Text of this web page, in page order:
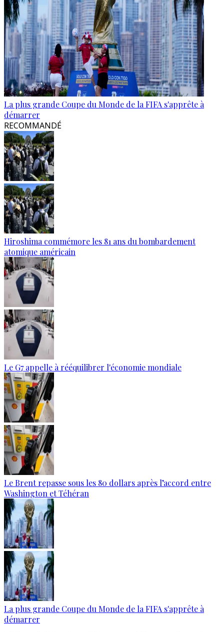
La plus grande Coupe du Monde de la FIFA s'apprête à
démarrer
RECOMMANDÉ
Hiroshima commémore les 81 ans du bombardement
atomique américain
Le G7 appelle à rééquilibrer l'économie mondiale
Le Brent repasse sous les 80 dollars après l’accord entre
Washington et Téhéran
La plus grande Coupe du Monde de la FIFA s'apprête à
démarrer